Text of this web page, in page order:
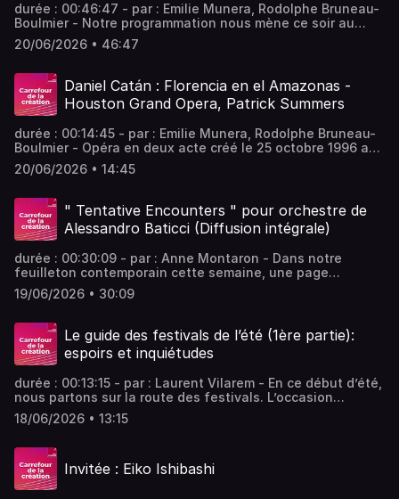
durée : 00:46:47 - par : Emilie Munera, Rodolphe Bruneau-
Boulmier - Notre programmation nous mène ce soir au
Brésil avec l'opéra "Florencia en el Amazonas" de Daniel
Catán, et en Guadeloupe, grâce au Concerto pour violon
Saint-George. - équipe : Lionel Quantin, Pauline
Boisaubert Vous aimez ce podcast ? Pour écouter tous les
épisodes sans limite, rendez-vous sur Radio France
20/06/2026 • 46:47
Daniel Catán : Florencia en el Amazonas -
Houston Grand Opera, Patrick Summers
durée : 00:14:45 - par : Emilie Munera, Rodolphe Bruneau-
Boulmier - Opéra en deux acte créé le 25 octobre 1996 au
Théâtre Wortham de Houston, "Florencia en el Amazonas"
nous entraine dans la jungle avec Florencia Grimaldi, une
Vous aimez ce podcast ? Pour écouter tous les épisodes
sans limite, rendez-vous sur Radio France
20/06/2026 • 14:45
" Tentative Encounters " pour orchestre de
Alessandro Baticci (Diffusion intégrale)
durée : 00:30:09 - par : Anne Montaron - Dans notre
feuilleton contemporain cette semaine, une page
d'orchestre de Alessandro Baticci qui lui a permis de
remporter le prix Elan 2025, concours international de
National d'Ile de France et l'IRCAM. - équipe : Soizic Noël,
Olivier Guérin, Enzo Barsottini Vous aimez ce podcast ?
Pour écouter tous les épisodes sans limite, rendez-vous
19/06/2026 • 30:09
Le guide des festivals de l’été (1ère partie):
espoirs et inquiétudes
durée : 00:13:15 - par : Laurent Vilarem - En ce début d’été,
nous partons sur la route des festivals. L’occasion
d’évoquer les grands rendez-vous contemporains
(Interférences, Aix-en-Provence, D’Aujourd’hui à demain),
les musiciens. - équipe : Céline Parfenoff, Martine Mony
Vous aimez ce podcast ? Pour écouter tous les épisodes
sans limite, rendez-vous sur Radio France
18/06/2026 • 13:15
Invitée : Eiko Ishibashi